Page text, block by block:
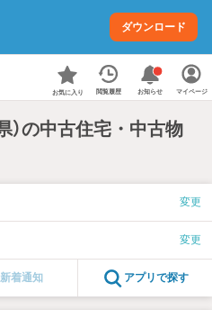
ダウンロード
お気に入り 閲覧履歴 お知らせ マイページ
）の中古住宅・中古物
変更
変更
新着通知 アプリで探す